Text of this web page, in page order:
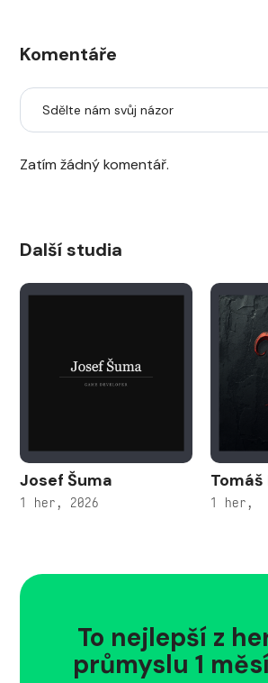
Komentáře
Sdělte nám svůj názor
Zatím žádný komentář.
Další studia
Josef Šuma
1 her, 2026 1 her,
To nejlepší z
průmyslu 1